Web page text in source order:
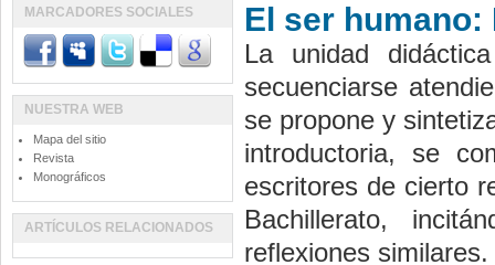
El ser
La unidad
secuenciarse
se propone y
introductoria, se
escritores de cierto
Bachillerato,
reflexiones similares.
MARCADORES SOCIALES
NUESTRA WEB
Mapa del sitio
Revista
Monográficos
ARTÍCULOS RELACIONADOS